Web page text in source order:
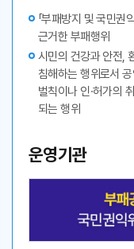
「부패방지 및 국민권
근거한 부패행위
시민의 건강과 안전,
침해하는 행위로서 공
벌칙이나 인·허가의
되는 행위
운영기관